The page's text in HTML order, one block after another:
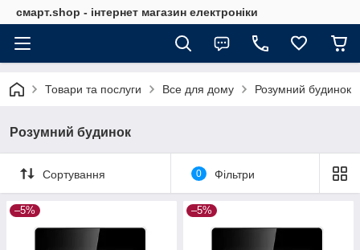
смарт.shop - інтернет магазин електроніки
Товари та послуги Все для дому Розумний будинок
Розумний будинок
Сортування 0 Фільтри
–5% –5%